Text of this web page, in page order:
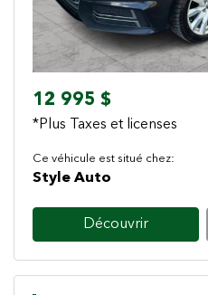
12 995 $
*Plus Taxes et licenses
Ce véhicule est situé chez:
Style Auto
Découvrir